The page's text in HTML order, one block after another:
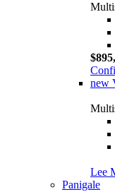
new
Lee
Panigale